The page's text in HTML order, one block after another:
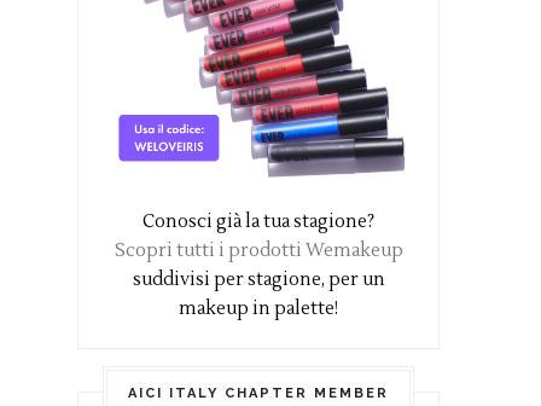
Conosci già la tua stagione?
Scopri tutti i prodotti Wemakeup
suddivisi per stagione, per un
makeup in palette!
AICI ITALY CHAPTER MEMBER